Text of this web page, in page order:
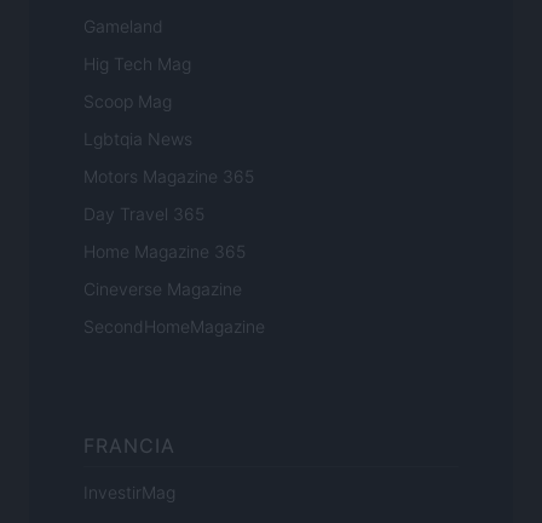
Gameland
Hig Tech Mag
Scoop Mag
Lgbtqia News
Motors Magazine 365
Day Travel 365
Home Magazine 365
Cineverse Magazine
SecondHomeMagazine
FRANCIA
InvestirMag